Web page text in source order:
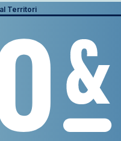
I Territori